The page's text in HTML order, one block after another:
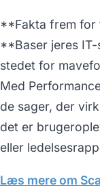
**Fakta frem for
**Baser jeres
stedet for
Med
de sager, der
det er
eller
Læs mere om